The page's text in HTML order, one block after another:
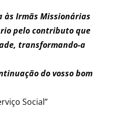
às Irmãs Missionárias
pelo contributo que
transformando-a
do vosso bom
Social”